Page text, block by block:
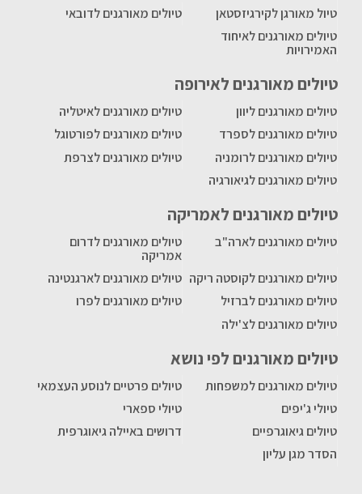
טיול מאורגן לקירגיזסטאן
טיולים מאורגנים לדובאי
טיולים מאורגנים לאיחוד
האמירויות
טיולים מאורגנים לאירופה
טיולים מאורגנים ליוון
טיולים מאורגנים לאיטליה
טיולים מאורגנים לספרד
טיולים מאורגנים לפורטוגל
טיולים מאורגנים לרומניה
טיולים מאורגנים לצרפת
טיולים מאורגנים לגיאורגיה
טיולים מאורגנים לאמריקה
טיולים מאורגנים לארה"ב
טיולים מאורגנים לדרום
אמריקה
טיולים מאורגנים לקוסטה ריקה טיולים מאורגנים לארגנטינה
טיולים מאורגנים לברזיל
טיולים מאורגנים לפרו
טיולים מאורגנים לצ'ילה
טיולים מאורגנים לפי נושא
טיולים מאורגנים למשפחות
טיולים פרטיים לנוסע העצמאי
טיולי ג'יפים
טיולי ספארי
טיולים גיאוגרפיים
דרושים באיילה גיאוגרפית
הסדר מגן עליון